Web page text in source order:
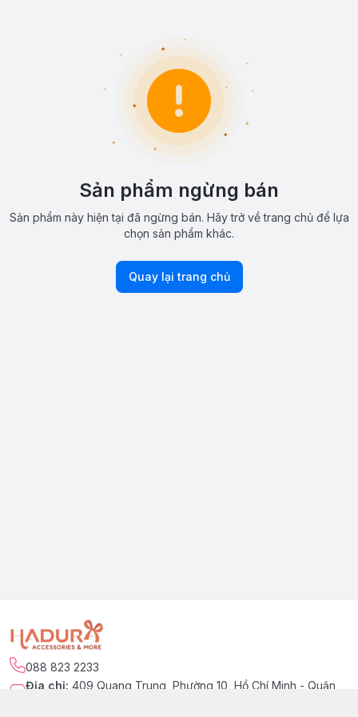
Sản phẩm ngừng bán
Sản phẩm này hiện tại đã ngừng bán. Hãy trở về trang chủ để lựa
chọn sản phẩm khác.
Quay lại trang chủ
088 823 2233
Địa chỉ: 409 Quang Trung, Phường 10, Hồ Chí Minh - Quận